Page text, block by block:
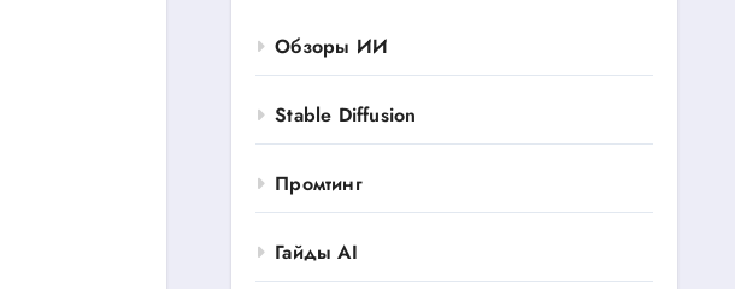
Обзоры ИИ
Stable Diffusion
Промтинг
Гайды AI